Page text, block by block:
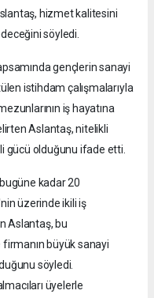
hizmet kalitesini
söyledi.
gençlerin sanayi
istihdam çalışmalarıyla
iş hayatına
Aslantaş, nitelikli
gücü olduğunu ifade etti.
kadar 20
üzerinde ikili iş
Aslantaş, bu
büyük sanayi
söyledi.
üyelerle